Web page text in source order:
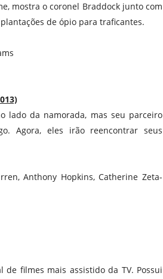
mostra o coronel Braddock junto com
de ópio para traficantes.
lado da namorada, mas seu parceiro
Agora, eles irão reencontrar seus
Anthony Hopkins, Catherine Zeta-
de filmes mais assistido da TV. Possui